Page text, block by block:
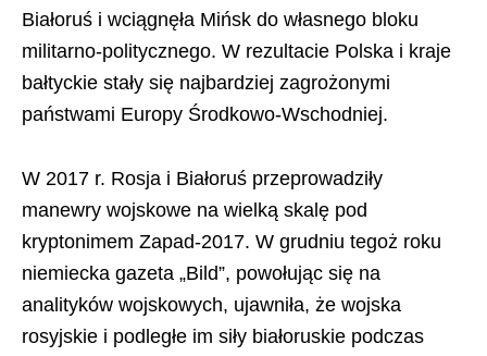
Białoruś i wciągnęła Mińsk do własnego bloku
militarno-politycznego. W rezultacie Polska i kraje
bałtyckie stały się najbardziej zagrożonymi
państwami Europy Środkowo-Wschodniej.
W 2017 r. Rosja i Białoruś przeprowadziły
manewry wojskowe na wielką skalę pod
kryptonimem Zapad-2017. W grudniu tegoż roku
niemiecka gazeta „Bild”, powołując się na
analityków wojskowych, ujawniła, że wojska
rosyjskie i podległe im siły białoruskie podczas